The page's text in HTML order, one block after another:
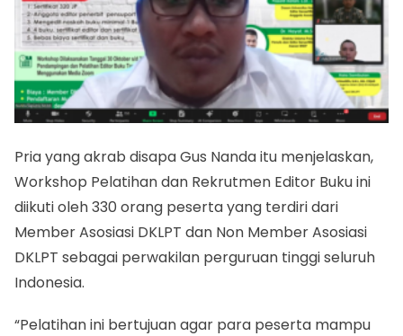
Pria yang akrab disapa Gus Nanda itu menjelaskan,
Workshop Pelatihan dan Rekrutmen Editor Buku ini
diikuti oleh 330 orang peserta yang terdiri dari
Member Asosiasi DKLPT dan Non Member Asosiasi
DKLPT sebagai perwakilan perguruan tinggi seluruh
Indonesia.
“Pelatihan ini bertujuan agar para peserta mampu